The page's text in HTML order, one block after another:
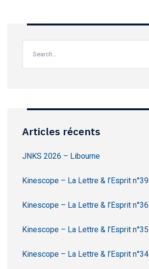
Articles récents
JNKS 2026 – Libourne
Kinescope – La Lettre & l’Esprit n°39
Kinescope – La Lettre & l’Esprit n°36
Kinescope – La Lettre & l’Esprit n°35
Kinescope – La Lettre & l’Esprit n°34